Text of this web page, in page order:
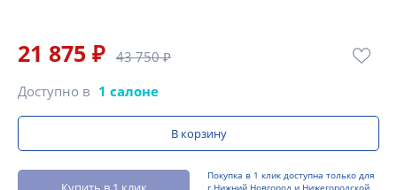
21 875 ₽ 43 750 ₽
Доступно в 1 салоне
В корзину
Покупка в 1 клик доступна только для
г.Нижний Новгород и Нижегородской